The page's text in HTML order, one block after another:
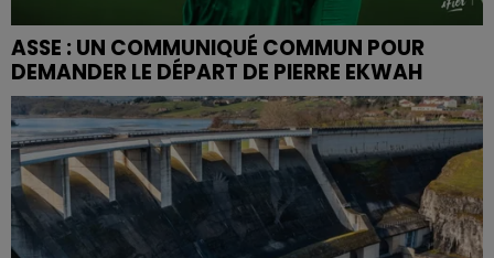
ASSE : UN COMMUNIQUÉ COMMUN POUR
DEMANDER LE DÉPART DE PIERRE EKWAH